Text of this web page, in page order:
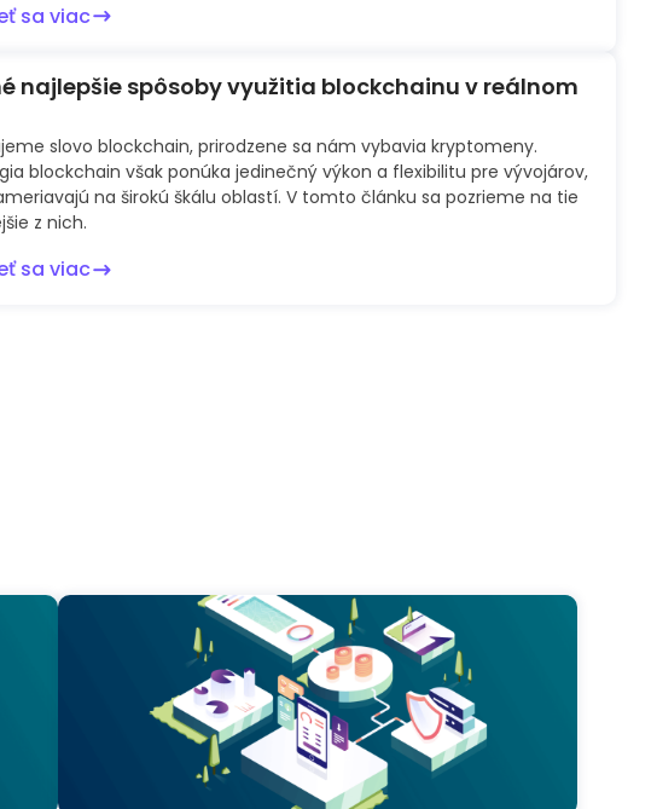
sa viac
najlepšie spôsoby využitia blockchainu v reálnom
slovo blockchain, prirodzene sa nám vybavia kryptomeny.
blockchain však ponúka jedinečný výkon a flexibilitu pre vývojárov,
na širokú škálu oblastí. V tomto článku sa pozrieme na tie
z nich.
sa viac